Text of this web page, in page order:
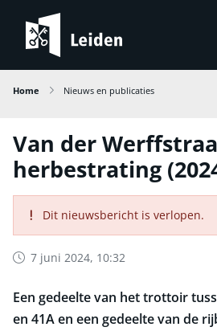
Home Nieuws en publicaties
Van der
herbestrating
Dit nieuwsbericht is verlopen.
7 juni 2024, 10:32
Een gedeelte van het trottoir
en 41A en een gedeelte van de